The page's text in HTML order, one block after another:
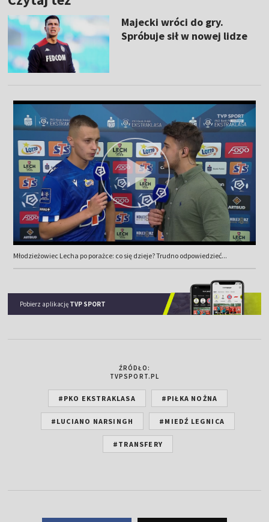
Majecki wróci do gry.
Spróbuje sił w nowej lidze
Młodzieżowiec Lecha po porażce: co się dzieje? Trudno odpowiedzieć...
Pobierz aplikację TVP SPORT
ŹRÓDŁO:
TVPSPORT.PL
#PKO EKSTRAKLASA #PIŁKA NOŻNA
#LUCIANO NARSINGH #MIEDŹ LEGNICA
#TRANSFERY